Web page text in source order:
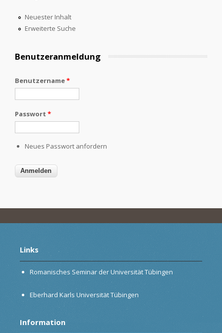
Neuester Inhalt
Erweiterte Suche
Benutzeranmeldung
Benutzername*
Passwort *
Neues Passwort anfordern
Links
Romanisches Seminar der Universität Tübingen
Eberhard Karls Universität Tübingen
Information